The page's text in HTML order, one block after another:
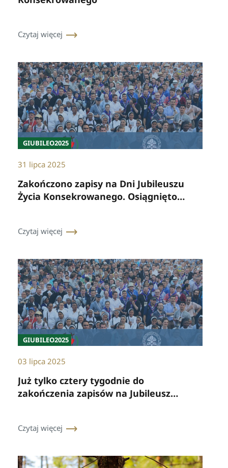
Czytaj więcej
GIUBILEO2025
31 lipca 2025
Zakończono zapisy na Dni Jubileuszu
Życia Konsekrowanego. Osiągnięto
Czytaj więcej
GIUBILEO2025
03 lipca 2025
Już tylko cztery tygodnie do
zakończenia zapisów na Jubileusz
Czytaj więcej